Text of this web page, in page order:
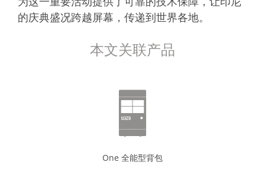
的庆典盛况跨越屏幕，传递到世界各地。
本文关联产品
One 全能型背包